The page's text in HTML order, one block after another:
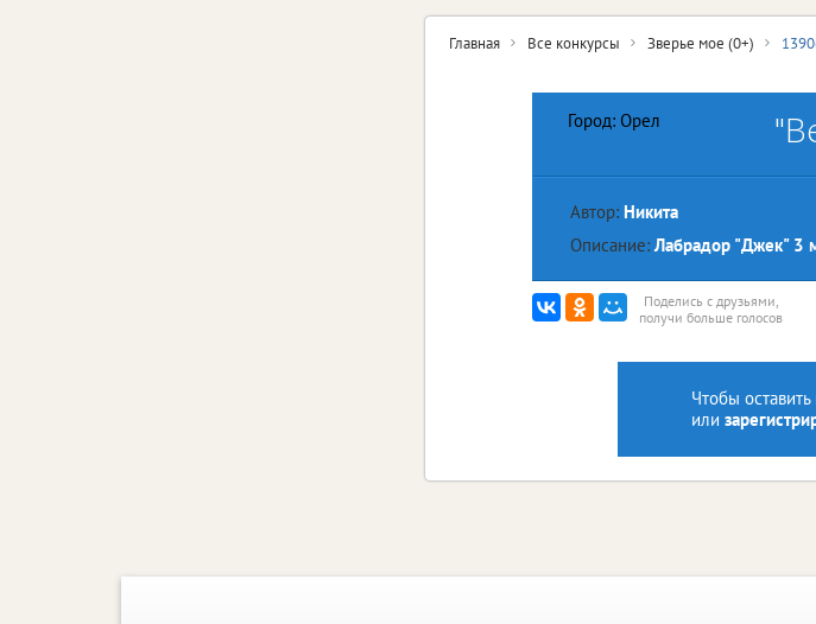
Главная Все конкурсы Зверье мое (0+)
Город: Орел
Автор: Никита
Описание: Лабрадор "Джек" 3
Поделись с друзьями,
получи больше голосов
Чтобы
или